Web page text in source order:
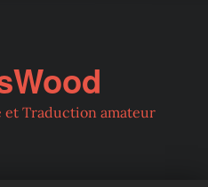
et Traduction amateur